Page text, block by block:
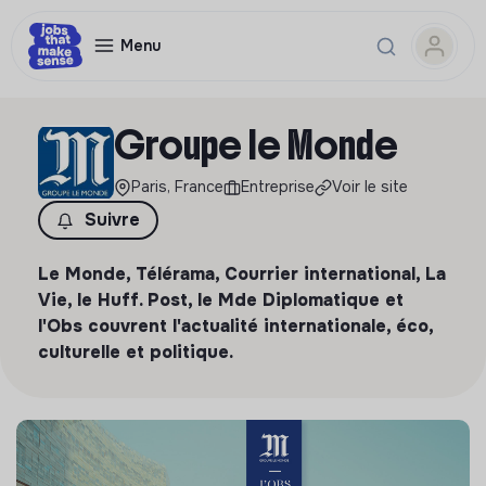
Menu
Groupe le Monde
Paris, France Entreprise Voir le site
Suivre
Le Monde, Télérama, Courrier international, La
Vie, le Huff. Post, le Mde Diplomatique et
l'Obs couvrent l'actualité internationale, éco,
culturelle et politique.